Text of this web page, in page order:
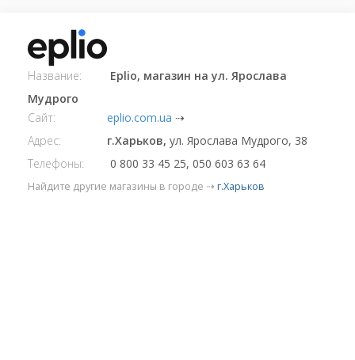
Название:
Eplio, магазин на ул. Ярослава
Мудрого
Сайт:
eplio.com.ua ⇢
Адрес:
г.Харьков, ул. Ярослава Мудрого, 38
Телефоны:
0 800 33 45 25, 050 603 63 64
Найдите другие магазины в городе ⇢ г.Харьков